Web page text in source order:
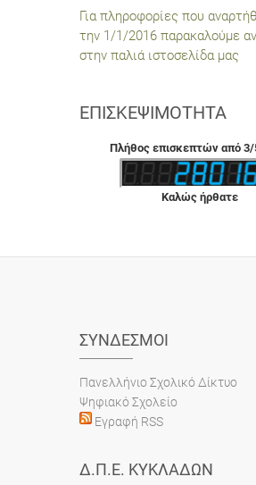
Για πληροφορίες που
την 1/1/2016 παρακαλούμε
στην παλιά ιστοσελίδα μας
ΕΠΙΣΚΕΨΙΜΌΤΗΤΑ
Πλήθος επισκεπτών από
Καλώς ήρθατε
ΣΎΝΔΕΣΜΟΙ
Πανελλήνιο Σχολικό Δίκτυο
Ψηφιακό Σχολείο
Εγραφή RSS
Δ.Π.Ε. ΚΥΚΛΆΔΩΝ